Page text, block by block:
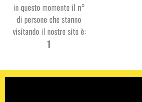
Studio
Dentistico
in questo momento il n°
di persone che stanno
visitando il nostro sito è:
1